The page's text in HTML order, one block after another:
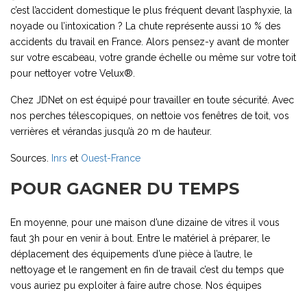
c’est l’accident domestique le plus fréquent devant l’asphyxie, la
noyade ou l’intoxication ? La chute représente aussi 10 % des
accidents du travail en France. Alors pensez-y avant de monter
sur votre escabeau, votre grande échelle ou même sur votre toit
pour nettoyer votre Velux®.
Chez JDNet on est équipé pour travailler en toute sécurité. Avec
nos perches télescopiques, on nettoie vos fenêtres de toit, vos
verrières et vérandas jusqu’à 20 m de hauteur.
Sources. Inrs et Ouest-France
POUR GAGNER DU TEMPS
En moyenne, pour une maison d’une dizaine de vitres il vous
faut 3h pour en venir à bout. Entre le matériel à préparer, le
déplacement des équipements d’une pièce à l’autre, le
nettoyage et le rangement en fin de travail c’est du temps que
vous auriez pu exploiter à faire autre chose. Nos équipes